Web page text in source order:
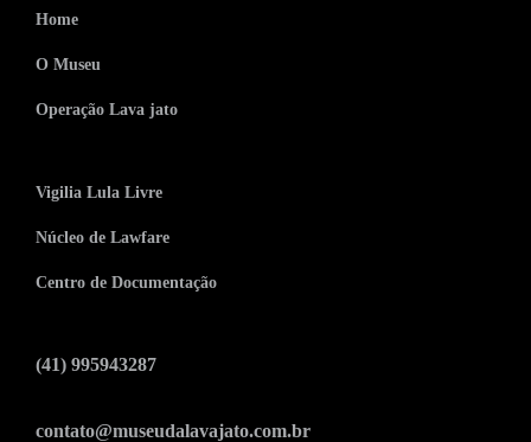
Home
O Museu
Operação Lava jato
Vigilia Lula Livre
Núcleo de Lawfare
Centro de Documentação
(41) 995943287
contato@museudalavajato.com.br